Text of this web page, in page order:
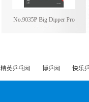
No.9035P Big Dipper Pro
精英乒乓网 博乒网 快乐